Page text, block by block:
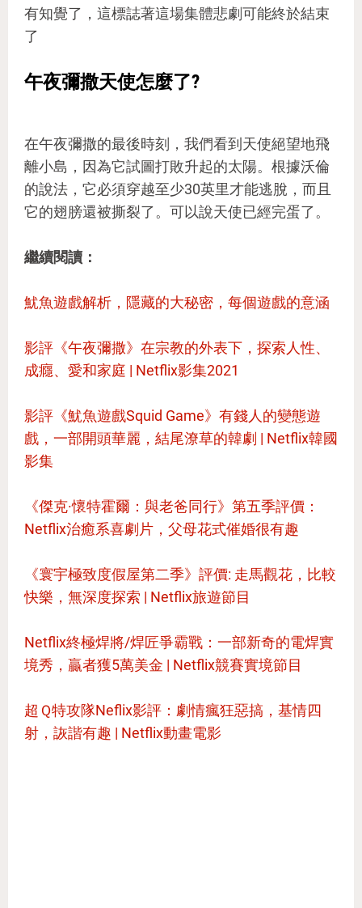
有知覺了，這標誌著這場集體悲劇可能終於結束
了
午夜彌撒天使怎麼了?
在午夜彌撒的最後時刻，我們看到天使絕望地飛
離小島，因為它試圖打敗升起的太陽。根據沃倫
的說法，它必須穿越至少30英里才能逃脫，而且
它的翅膀還被撕裂了。可以說天使已經完蛋了。
繼續閱讀：
魷魚遊戲解析，隱藏的大秘密，每個遊戲的意涵
影評《午夜彌撒》在宗教的外表下，探索人性、
成癮、愛和家庭 | Netflix影集2021
影評《魷魚遊戲Squid Game》有錢人的變態遊
戲，一部開頭華麗，結尾潦草的韓劇 | Netflix韓國
影集
《傑克·懷特霍爾：與老爸同行》第五季評價：
Netflix治癒系喜劇片，父母花式催婚很有趣
《寰宇極致度假屋第二季》評價: 走馬觀花，比較
快樂，無深度探索 | Netflix旅遊節目
Netflix終極焊將/焊匠爭霸戰：一部新奇的電焊實
境秀，贏者獲5萬美金 | Netflix競賽實境節目
超Ｑ特攻隊Neflix影評：劇情瘋狂惡搞，基情四
射，詼諧有趣 | Netflix動畫電影